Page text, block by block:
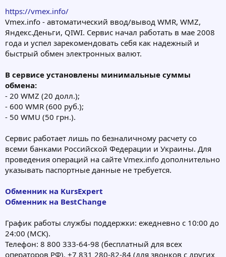
https://vmex.info/
Vmex.info - автоматический ввод/вывод WMR, WMZ,
Яндекс.Деньги, QIWI. Сервис начал работать в мае 2008
года и успел зарекомендовать себя как надежный и
быстрый обмен электронных валют.
В сервисе установлены минимальные суммы
обмена:
- 20 WMZ (20 долл.);
- 600 WMR (600 руб.);
- 50 WMU (50 грн.).
Сервис работает лишь по безналичному расчету со
всеми банками Российской Федерации и Украины. Для
проведения операций на сайте Vmex.info дополнительно
указывать паспортные данные не требуется.
Обменник на KursExpert
Обменник на BestChange
График работы службы поддержки: ежедневно с 10:00 до
24:00 (МСК).
Телефон: 8 800 333-64-98 (бесплатный для всех
операторов РФ), +7 831 280-82-84 (для звонков с других